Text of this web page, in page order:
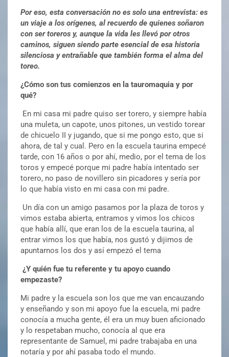
Por eso, esta conversación no es solo una entrevista: es
un viaje a los orígenes, al recuerdo de quienes soñaron
con ser toreros y, aunque la vida les llevó por otros
caminos, siguen siendo parte esencial de esa historia
silenciosa y entrañable que también forma el alma del
toreo.
¿Cómo son tus comienzos en la tauromaquia y por
qué?
En mi casa mi padre quiso ser torero, y siempre había
una muleta, un capote, unos pitones, un vestido torear
de chicuelo II y jugando, que si me pongo esto, que si
ahora, de tal y cual. Pero en la escuela taurina empecé
tarde, con 16 años o por ahí, medio, por el tema de los
toros y empecé porque mi padre había intentado ser
torero, no paso de novillero sin picadores y sería por
lo que había visto en mi casa con mi padre.
Un día con un amigo pasamos por la plaza de toros y
vimos estaba abierta, entramos y vimos los chicos
que había allí, que eran los de la escuela taurina, al
entrar vimos los que había, nos gustó y dijimos de
apuntarnos los dos y así empezó el tema
¿Y quién fue tu referente y tu apoyo cuando
empezaste?
Mi padre y la escuela son los que me van encauzando
y enseñando y son mi apoyo fue la escuela, mi padre
conocía a mucha gente, él era un muy buen aficionado
y lo respetaban mucho, conocía al que era
representante de Samuel, mi padre trabajaba en una
notaría y por ahí pasaba todo el mundo.